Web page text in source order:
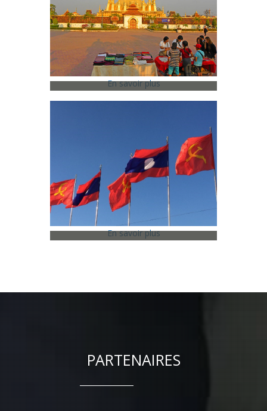
2016 - Laos -
En savoir plus
En savoir plus
PARTENAIRES